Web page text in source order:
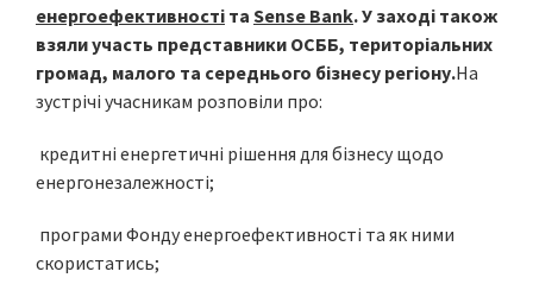
енергоефективності та Sense Bank. У заході також
взяли участь представники ОСББ, територіальних
громад, малого та середнього бізнесу регіону.На
зустрічі учасникам розповіли про:
кредитні енергетичні рішення для бізнесу щодо
енергонезалежності;
програми Фонду енергоефективності та як ними
скористатись;